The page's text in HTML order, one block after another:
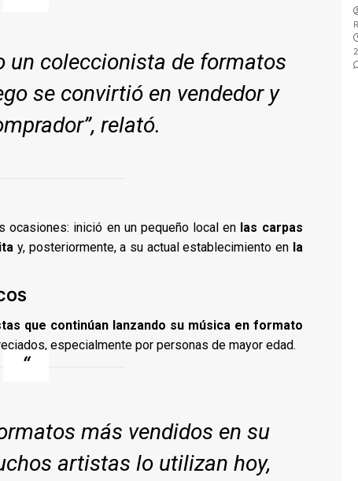
un coleccionista de formatos
se convirtió en vendedor y
relató.
ocasiones: inició en un pequeño local en las carpas
y, posteriormente, a su actual establecimiento en la
que continúan lanzando su música en formato
especialmente por personas de mayor edad.
más vendidos en su
artistas lo utilizan hoy,